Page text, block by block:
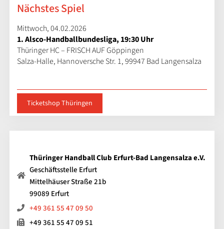
Nächstes Spiel
Mittwoch, 04.02.2026
1. Alsco-Handballbundesliga, 19:30 Uhr
Thüringer HC – FRISCH AUF Göppingen
Salza-Halle, Hannoversche Str. 1, 99947 Bad Langensalza
Ticketshop Thüringen
Thüringer Handball Club Erfurt-Bad Langensalza e.V.
Geschäftsstelle Erfurt
Mittelhäuser Straße 21b
99089 Erfurt
+49 361 55 47 09 50
+49 361 55 47 09 51